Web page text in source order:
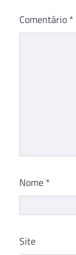
Comentário *
Nome *
Site